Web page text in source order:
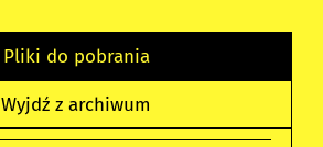
Pliki do pobrania
Wyjdź z archiwum